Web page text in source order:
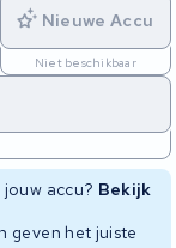
Nieuwe Accu
Niet beschikbaar
accu? Bekijk
geven het juiste